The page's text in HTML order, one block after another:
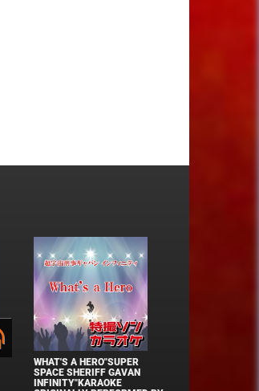
WHAT'S A HERO"SUPER
SPACE SHERIFF GAVAN
INFINITY"KARAOKE